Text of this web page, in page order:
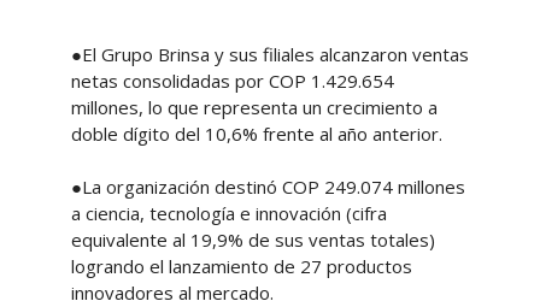
●El Grupo Brinsa y sus filiales alcanzaron ventas
netas consolidadas por COP 1.429.654
millones, lo que representa un crecimiento a
doble dígito del 10,6% frente al año anterior.
●La organización destinó COP 249.074 millones
a ciencia, tecnología e innovación (cifra
equivalente al 19,9% de sus ventas totales)
logrando el lanzamiento de 27 productos
innovadores al mercado.